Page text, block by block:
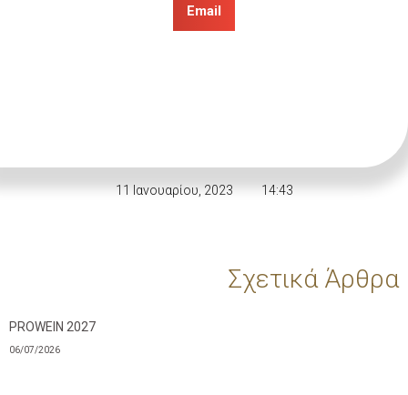
Email
11 Ιανουαρίου, 2023 14:43
Σχετικά Άρθρα
PROWEIN 2027
06/07/2026